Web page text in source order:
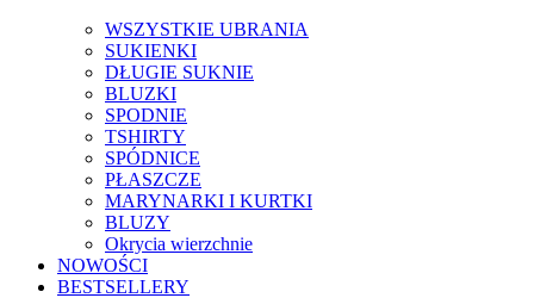
WSZYSTKIE UBRANIA
SUKIENKI
DŁUGIE SUKNIE
BLUZKI
SPODNIE
TSHIRTY
SPÓDNICE
PŁASZCZE
MARYNARKI I KURTKI
BLUZY
Okrycia wierzchnie
NOWOŚCI
BESTSELLERY